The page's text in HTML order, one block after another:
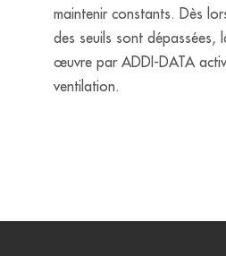
maintenir constants. Dès
des seuils sont dépassées,
œuvre par ADDI-DATA
ventilation.